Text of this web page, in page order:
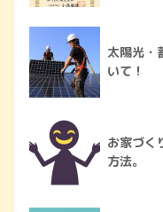
太陽光
いて！
お家づく
方法。